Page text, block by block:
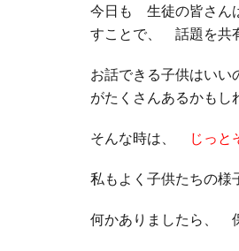
今日も 生徒の皆さん
すことで、 話題を共
お話できる子供はい
がたくさんあるかもし
そんな時は、 じっと
私もよく子供たちの
何かありましたら、